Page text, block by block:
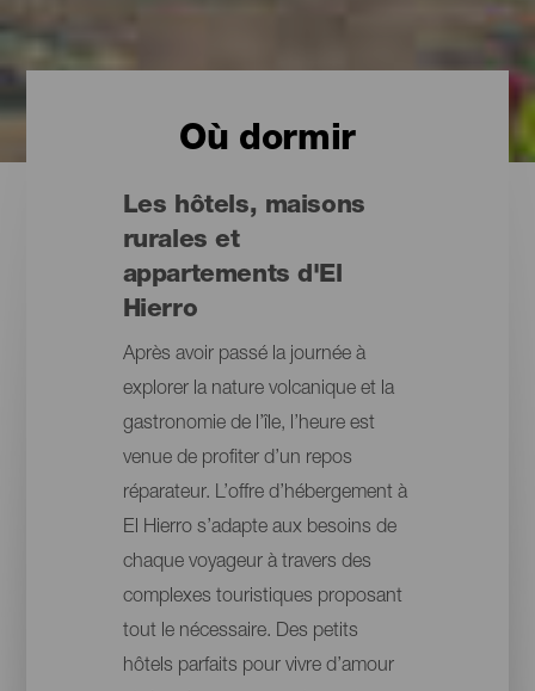
Où dormir
Les hôtels, maisons
rurales et
appartements d'El
Hierro
Après avoir passé la journée à
explorer la nature volcanique et la
gastronomie de l’île, l’heure est
venue de profiter d’un repos
réparateur. L’offre d’hébergement à
El Hierro s’adapte aux besoins de
chaque voyageur à travers des
complexes touristiques proposant
tout le nécessaire. Des petits
hôtels parfaits pour vivre d’amour